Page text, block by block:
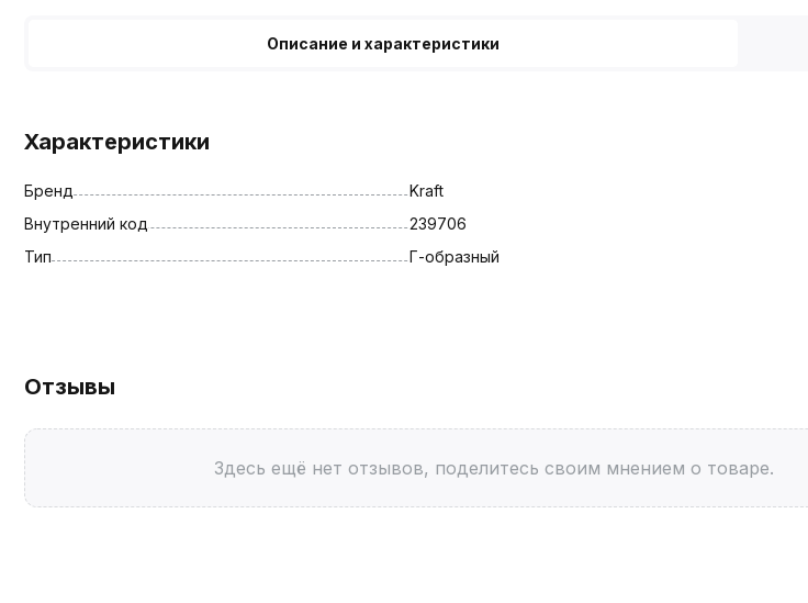
Описание и характеристики
Характеристики
Бренд
Kraft
Внутренний код
239706
Тип
Г-образный
Отзывы
Здесь ещё нет отзывов, поделитесь своим мнением о товаре.